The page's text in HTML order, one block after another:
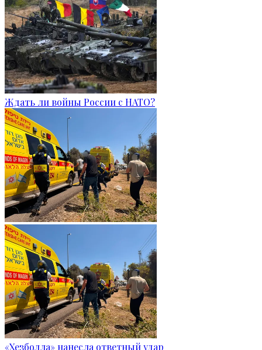
Ждать ли войны России с НАТО?
«Хезболла» нанесла ответный удар